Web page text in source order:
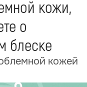
кожи,
о
блеске
кожей